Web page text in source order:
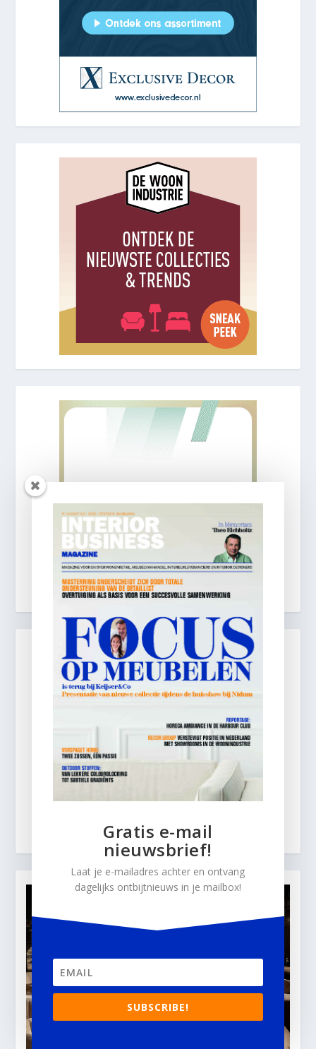
Gratis e-mail
nieuwsbrief!
Laat je e-mailadres achter en ontvang
dagelijks ontbijtnieuws in je mailbox!
SUBSCRIBE!